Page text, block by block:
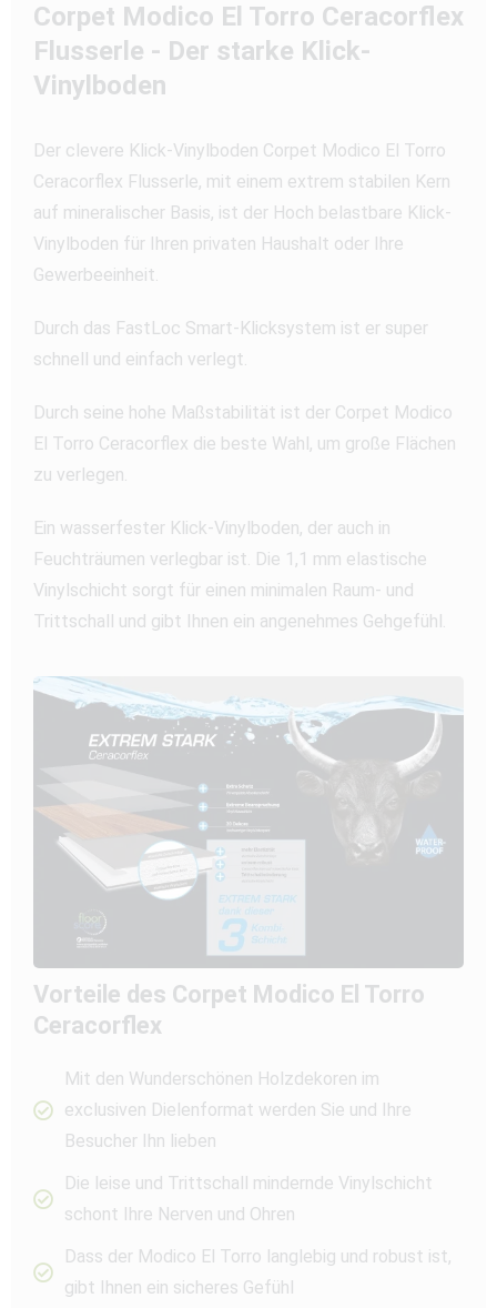
Corpet Modico El Torro Ceracorflex
Flusserle - Der starke Klick-
Vinylboden
Der clevere Klick-Vinylboden Corpet Modico El Torro
Ceracorflex Flusserle, mit einem extrem stabilen Kern
auf mineralischer Basis, ist der Hoch belastbare Klick-
Vinylboden für Ihren privaten Haushalt oder Ihre
Gewerbeeinheit.
Durch das FastLoc Smart-Klicksystem ist er super
schnell und einfach verlegt.
Durch seine hohe Maßstabilität ist der Corpet Modico
El Torro Ceracorflex die beste Wahl, um große Flächen
zu verlegen.
Ein wasserfester Klick-Vinylboden, der auch in
Feuchträumen verlegbar ist. Die 1,1 mm elastische
Vinylschicht sorgt für einen minimalen Raum- und
Trittschall und gibt Ihnen ein angenehmes Gehgefühl.
Vorteile des Corpet Modico El Torro
Ceracorflex
Mit den Wunderschönen Holzdekoren im
exclusiven Dielenformat werden Sie und Ihre
Besucher Ihn lieben
Die leise und Trittschall mindernde Vinylschicht
schont Ihre Nerven und Ohren
Dass der Modico El Torro langlebig und robust ist,
gibt Ihnen ein sicheres Gefühl